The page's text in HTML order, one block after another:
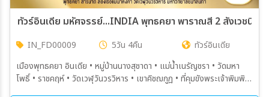
ทัวร์อินเดีย มหัศจรรย์...INDIA พุทธคยา พาราณสี 2 สังเวชนียส
IN_FD00009 5วัน 4คืน
ทัวร์อินเดีย
เมืองพุทธคยา อินเดีย • หมู่บ้านนางสุชาดา • แม่น้ำเนรัญชรา • วัดมหา
โพธิ์ • ราชคฤห์ • วัดเวฬุวันวรวิหาร • เขาคิชฌกูฎ • ที่คุมขังพระเจ้าพิมพิ